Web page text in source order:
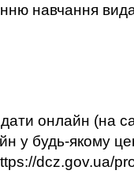
навчання
онлайн (на
у будь-якому
dcz.gov.ua/